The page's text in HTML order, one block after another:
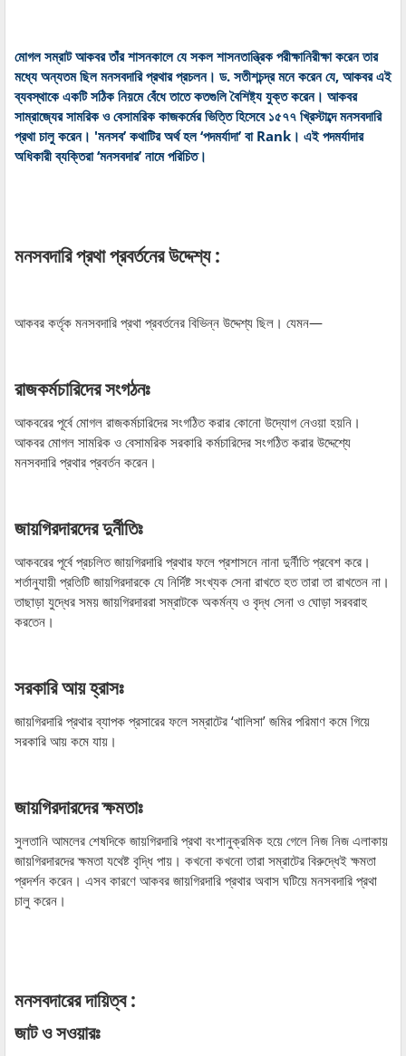
মোগল সম্রাট আকবর তাঁর শাসনকালে যে সকল শাসনতান্ত্রিক পরীক্ষানিরীক্ষা করেন তার
মধ্যে অন্যতম ছিল মনসবদারি প্রথার প্রচলন। ড. সতীশচন্দ্র মনে করেন যে, আকবর এই
ব্যবস্থাকে একটি সঠিক নিয়মে বেঁধে তাতে কতগুলি বৈশিষ্ট্য যুক্ত করেন। আকবর
সাম্রাজ্যের সামরিক ও বেসামরিক কাজকর্মের ভিত্তি হিসেবে ১৫৭৭ খ্রিস্টাব্দে মনসবদারি
প্রথা চালু করেন। 'মনসব’ কথাটির অর্থ হল ‘পদমর্যাদা’ বা Rank। এই পদমর্যাদার
অধিকারী ব্যক্তিরা ‘মনসবদার’ নামে পরিচিত।
মনসবদারি প্রথা প্রবর্তনের উদ্দেশ্য :
আকবর কর্তৃক মনসবদারি প্রথা প্রবর্তনের বিভিন্ন উদ্দেশ্য ছিল। যেমন—
রাজকর্মচারিদের সংগঠনঃ
আকবরের পূর্বে মোগল রাজকর্মচারিদের সংগঠিত করার কোনো উদ্যোগ নেওয়া হয়নি।
আকবর মোগল সামরিক ও বেসামরিক সরকারি কর্মচারিদের সংগঠিত করার উদ্দেশ্যে
মনসবদারি প্রথার প্রবর্তন করেন।
জায়গিরদারদের দুর্নীতিঃ
আকবরের পূর্বে প্রচলিত জায়গিরদারি প্রথার ফলে প্রশাসনে নানা দুর্নীতি প্রবেশ করে।
শর্তানুযায়ী প্রতিটি জায়গিরদারকে যে নির্দিষ্ট সংখ্যক সেনা রাখতে হত তারা তা রাখতেন না।
তাছাড়া যুদ্ধের সময় জায়গিরদাররা সম্রাটকে অকর্মন্য ও বৃদ্ধ সেনা ও ঘোড়া সরবরাহ
করতেন।
সরকারি আয় হ্রাসঃ
জায়গিরদারি প্রথার ব্যাপক প্রসারের ফলে সম্রাটের ‘খালিসা’ জমির পরিমাণ কমে গিয়ে
সরকারি আয় কমে যায়।
জায়গিরদারদের ক্ষমতাঃ
সুলতানি আমলের শেষদিকে জায়গিরদারি প্রথা বংশানুক্রমিক হয়ে গেলে নিজ নিজ এলাকায়
জায়গিরদারদের ক্ষমতা যথেষ্ট বৃদ্ধি পায়। কখনো কখনো তারা সম্রাটের বিরুদ্ধেই ক্ষমতা
প্রদর্শন করেন। এসব কারণে আকবর জায়গিরদারি প্রথার অবাস ঘটিয়ে মনসবদারি প্রথা
চালু করেন।
মনসবদারের দায়িত্ব :
জাট ও সওয়ারঃ